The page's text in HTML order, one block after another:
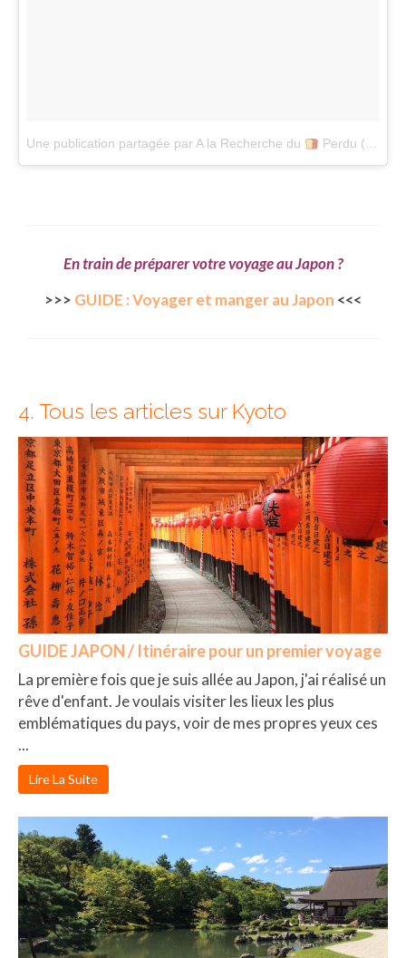
Une publication partagée par A la Recherche du Perdu (@alarecherchedupainperdu)
En train de préparer votre voyage au Japon ?
>>> GUIDE : Voyager et manger au Japon <<<
4. Tous les articles sur Kyoto
GUIDE JAPON / Itinéraire pour un premier voyage
La première fois que je suis allée au Japon, j'ai réalisé un
rêve d'enfant. Je voulais visiter les lieux les plus
emblématiques du pays, voir de mes propres yeux ces
...
Lire La Suite